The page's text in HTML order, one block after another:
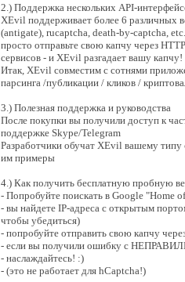
2.) Поддержка нескольких API-
XEvil поддерживает более 6 различных
(antigate), rucaptcha, death-by-captcha, etc.
просто отправьте свою капчу через
сервисов - и XEvil разгадает вашу капчу!
Итак, XEvil совместим с сотнями
парсинга /публикации / кликов /
3.) Полезная поддержка и руководства
После покупки вы получили доступ к
поддержке Skype/Telegram
Разработчики обучат XEvil вашему
им примеры
4.) Как получить бесплатную пробную
- Попробуйте поискать в Google "Home
- вы найдете IP-адреса с открытым
чтобы убедиться)
- попробуйте отправить свою капчу
- если вы получили ошибку с
- наслаждайтесь! :)
- (это не работает для hCaptcha!)